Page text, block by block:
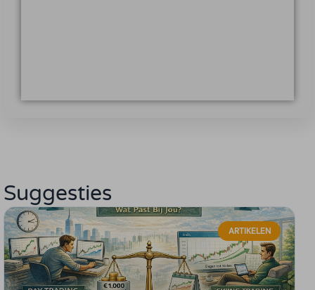
Suggesties
ARTIKELEN